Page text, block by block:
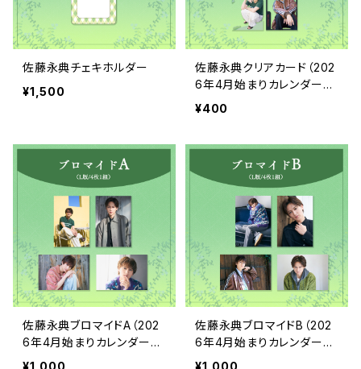
佐藤永典チェキホルダー
¥1,500
佐藤永典クリアカード（202
6年4月始まりカレンダーア
ザーカット）
¥400
佐藤永典ブロマイドA（202
6年4月始まりカレンダーア
ザーカット）
佐藤永典ブロマイドB（202
6年4月始まりカレンダーア
ザーカット）